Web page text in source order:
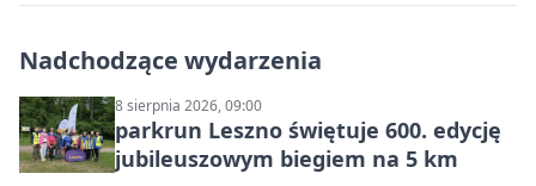
Nadchodzące wydarzenia
8 sierpnia 2026, 09:00
parkrun Leszno świętuje 600. edycję
jubileuszowym biegiem na 5 km